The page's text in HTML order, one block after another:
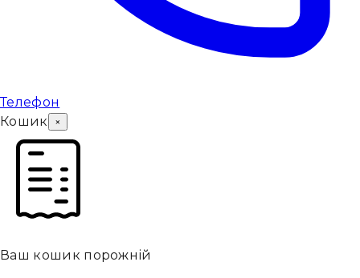
Телефон
Кошик
×
Ваш кошик порожній